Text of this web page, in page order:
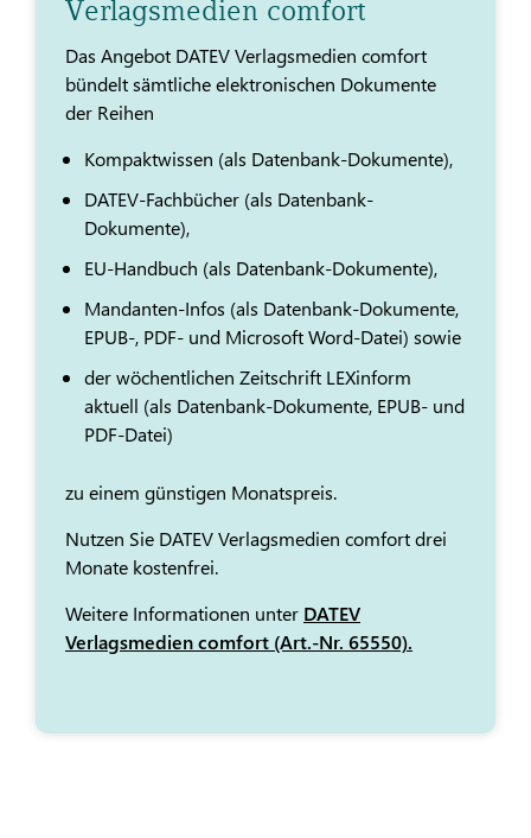
Verlagsmedien comfort
Das Angebot DATEV Verlagsmedien comfort
bündelt sämtliche elektronischen Dokumente
der Reihen
Kompaktwissen (als Datenbank-Dokumente),
DATEV-Fachbücher (als Datenbank-
Dokumente),
EU-Handbuch (als Datenbank-Dokumente),
Mandanten-Infos (als Datenbank-Dokumente,
EPUB-, PDF- und Microsoft Word-Datei) sowie
der wöchentlichen Zeitschrift LEXinform
aktuell (als Datenbank-Dokumente, EPUB- und
PDF-Datei)
zu einem günstigen Monatspreis.
Nutzen Sie DATEV Verlagsmedien comfort drei
Monate kostenfrei.
Weitere Informationen unter DATEV
Verlagsmedien comfort (Art.-Nr. 65550).